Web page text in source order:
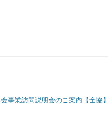
事業訪問説明会のご案内【全協】